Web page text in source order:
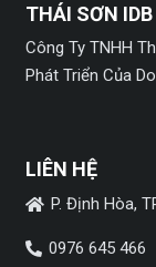
THÁI SƠN IDB
Công Ty TNHH
Phát Triển Của
LIÊN HỆ
P. Định Hòa,
0976 645 466